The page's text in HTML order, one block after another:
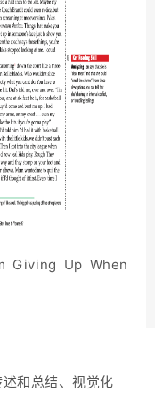
Giving Up When
和总结、视觉化